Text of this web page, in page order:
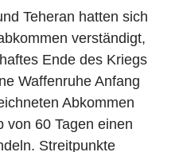
Teheran hatten sich
verständigt,
Ende des Kriegs
Waffenruhe Anfang
Abkommen
von 60 Tagen einen
Streitpunkte